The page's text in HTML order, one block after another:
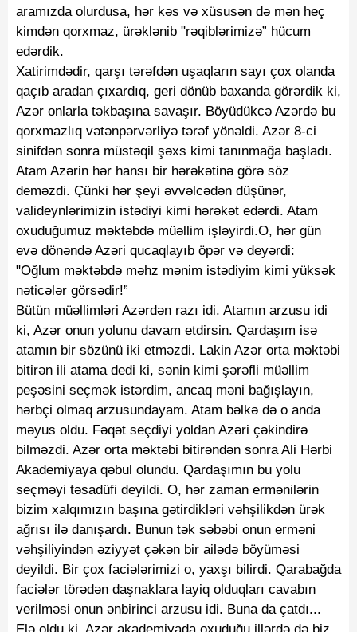
aramızda olurdusa, hər kəs və xüsusən də mən heç
kimdən qorxmaz, ürəklənib "rəqiblərimizə” hücum
edərdik.
Xatirimdədir, qarşı tərəfdən uşaqların sayı çox olanda
qaçıb aradan çıxardıq, geri dönüb baxanda görərdik ki,
Azər onlarla təkbaşına savaşır. Böyüdükcə Azərdə bu
qorxmazlıq vətənpərvərliyə tərəf yönəldi. Azər 8-ci
sinifdən sonra müstəqil şəxs kimi tanınmağa başladı.
Atam Azərin hər hansı bir hərəkətinə görə söz
deməzdi. Çünki hər şeyi əvvəlcədən düşünər,
valideynlərimizin istədiyi kimi hərəkət edərdi. Atam
oxuduğumuz məktəbdə müəllim işləyirdi.O, hər gün
evə dönəndə Azəri qucaqlayıb öpər və deyərdi:
"Oğlum məktəbdə məhz mənim istədiyim kimi yüksək
nəticələr görsədir!”
Bütün müəllimləri Azərdən razı idi. Atamın arzusu idi
ki, Azər onun yolunu davam etdirsin. Qardaşım isə
atamın bir sözünü iki etməzdi. Lakin Azər orta məktəbi
bitirən ili atama dedi ki, sənin kimi şərəfli müəllim
peşəsini seçmək istərdim, ancaq məni bağışlayın,
hərbçi olmaq arzusundayam. Atam bəlkə də o anda
məyus oldu. Fəqət seçdiyi yoldan Azəri çəkindirə
bilməzdi. Azər orta məktəbi bitirəndən sonra Ali Hərbi
Akademiyaya qəbul olundu. Qardaşımın bu yolu
seçməyi təsadüfi deyildi. O, hər zaman ermənilərin
bizim xalqımızın başına gətirdikləri vəhşilikdən ürək
ağrısı ilə danışardı. Bunun tək səbəbi onun erməni
vəhşiliyindən əziyyət çəkən bir ailədə böyüməsi
deyildi. Bir çox faciələrimizi o, yaxşı bilirdi. Qarabağda
faciələr törədən daşnaklara layiq olduqları cavabın
verilməsi onun ənbirinci arzusu idi. Buna da çatdı...